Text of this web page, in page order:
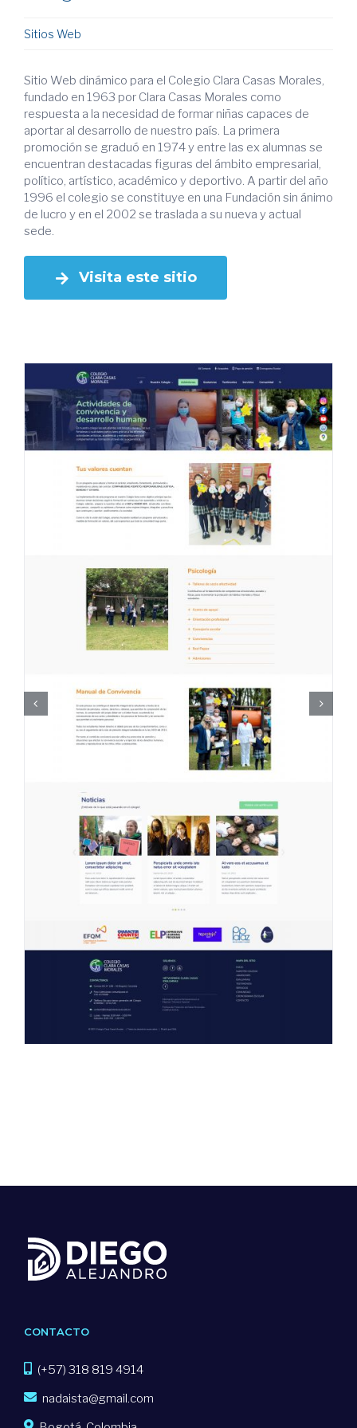
Sitios Web
Sitio Web dinámico para el Colegio Clara Casas Morales,
fundado en 1963 por Clara Casas Morales como
respuesta a la necesidad de formar niñas capaces de
aportar al desarrollo de nuestro país. La primera
promoción se graduó en 1974 y entre las ex alumnas se
encuentran destacadas figuras del ámbito empresarial,
político, artístico, académico y deportivo. A partir del año
1996 el colegio se constituye en una Fundación sin ánimo
de lucro y en el 2002 se traslada a su nueva y actual
sede.
Visita este sitio
CONTACTO
(+57) 318 819 4914
nadaista@gmail.com